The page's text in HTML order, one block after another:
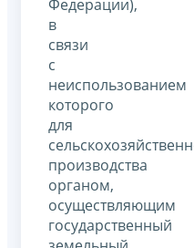
Федерации),
в
связи
с
неиспользованием
которого
для
производства
органом,
осуществляющим
государственный